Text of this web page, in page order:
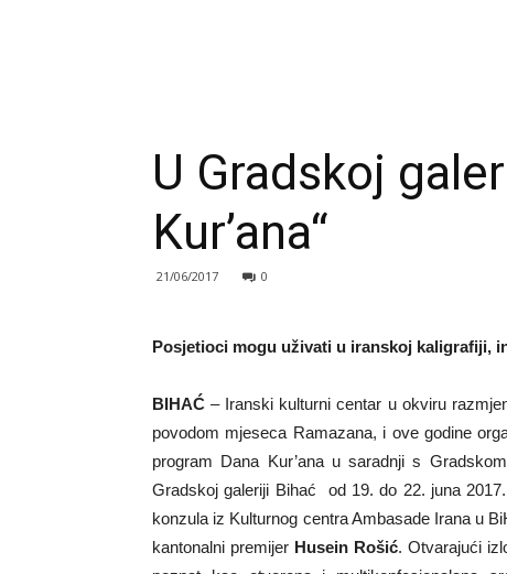
U Gradskoj
Kur’ana“
21/06/2017 0
Posjetioci mogu uživati u iranskoj kaligrafiji,
BIHAĆ – Iranski kulturni centar u okviru
povodom mjeseca Ramazana, i ove godine
program Dana Kur’ana u saradnji s
Gradskoj galeriji Bihać od 19. do 22. juna
konzula iz Kulturnog centra Ambasade Irana u
kantonalni premijer Husein Rošić. Otvarajući